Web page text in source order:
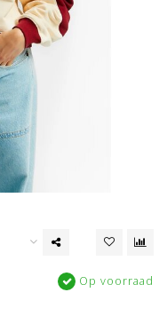
Op voorraad